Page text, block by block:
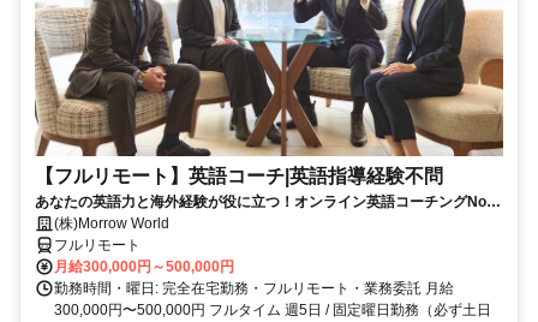
【フルリモート】英語コーチ|英語指導経験不問
あなたの英語力と海外経験が役に立つ！オンライン英語コーチングNo1
のイングリード
(株)Morrow World
フルリモート
月給300,000円～500,000円
勤務時間・曜日: 完全在宅勤務・フルリモート・業務委託 月給
300,000円〜500,000円 フルタイム 週5日 / 固定曜日勤務（必ず土日